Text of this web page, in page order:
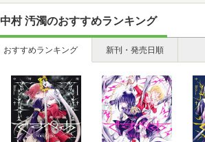
中村 汚濁のおすすめランキング
おすすめランキング 新刊・発売日順